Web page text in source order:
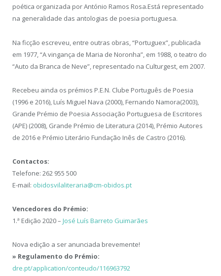
poética organizada por António Ramos Rosa.Está representado
na generalidade das antologias de poesia portuguesa.
Na ficção escreveu, entre outras obras, “Portuguex”, publicada
em 1977, “A vingança de Maria de Noronha”, em 1988, o teatro do
“Auto da Branca de Neve”, representado na Culturgest, em 2007.
Recebeu ainda os prémios P.E.N. Clube Português de Poesia
(1996 e 2016), Luís Miguel Nava (2000), Fernando Namora(2003),
Grande Prémio de Poesia Associação Portuguesa de Escritores
(APE) (2008), Grande Prémio de Literatura (2014), Prémio Autores
de 2016 e Prémio Literário Fundação Inês de Castro (2016).
Contactos:
Telefone: 262 955 500
E-mail: obidosvilaliteraria@cm-obidos.pt
Vencedores do Prémio:
1.ª Edição 2020 – José Luís Barreto Guimarães
Nova edição a ser anunciada brevemente!
» Regulamento do Prémio:
dre.pt/application/conteudo/116963792